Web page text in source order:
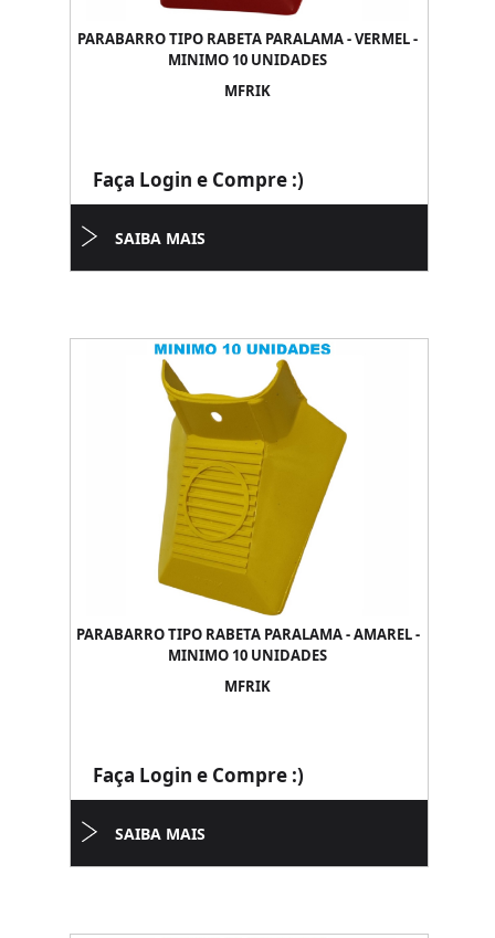
PARABARRO TIPO RABETA PARALAMA - VERMEL -
MINIMO 10 UNIDADES
MFRIK
Faça Login e Compre :)
SAIBA MAIS
PARABARRO TIPO RABETA PARALAMA - AMAREL -
MINIMO 10 UNIDADES
MFRIK
Faça Login e Compre :)
SAIBA MAIS